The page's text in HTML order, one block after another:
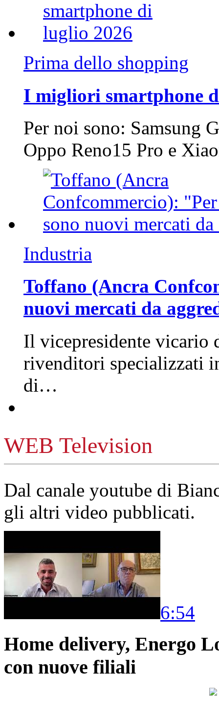
Prima dello shopping
I migliori smartphone
Per noi sono: Samsung
Oppo Reno15 Pro e
Industria
Toffano (Ancra
nuovi mercati da
Il vicepresidente vicario
rivenditori specializzati
di…
WEB Television
Dal canale youtube di
gli altri video pubblicati.
6:54
Home delivery, Energo
con nuove filiali